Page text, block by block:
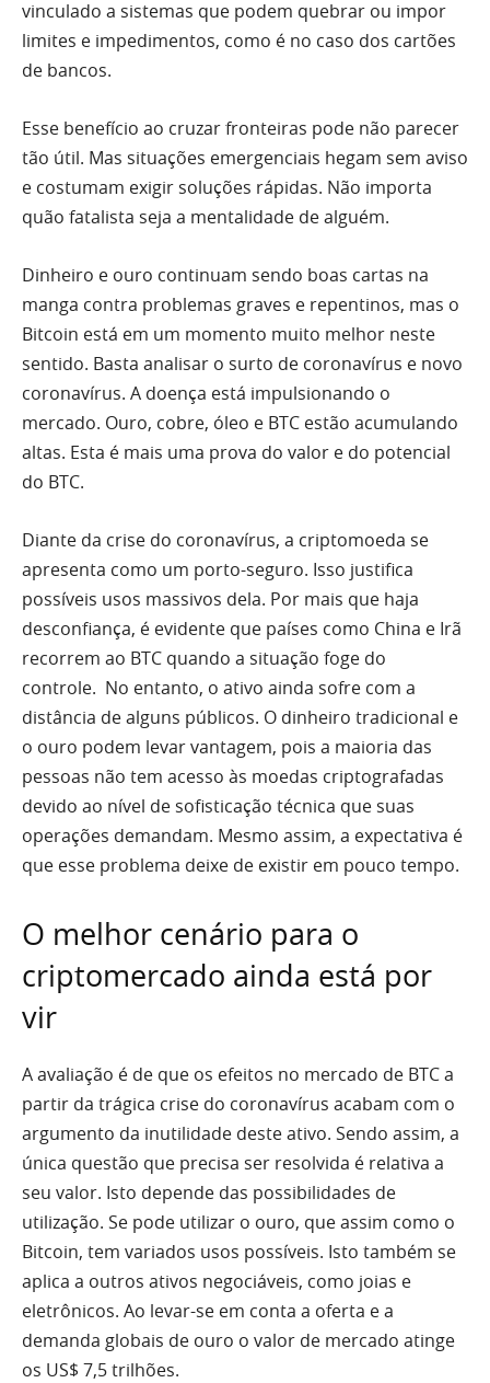
vinculado a sistemas que podem quebrar ou impor
limites e impedimentos, como é no caso dos cartões
de bancos.
Esse benefício ao cruzar fronteiras pode não parecer
tão útil. Mas situações emergenciais hegam sem aviso
e costumam exigir soluções rápidas. Não importa
quão fatalista seja a mentalidade de alguém.
Dinheiro e ouro continuam sendo boas cartas na
manga contra problemas graves e repentinos, mas o
Bitcoin está em um momento muito melhor neste
sentido. Basta analisar o surto de coronavírus e novo
coronavírus. A doença está impulsionando o
mercado. Ouro, cobre, óleo e BTC estão acumulando
altas. Esta é mais uma prova do valor e do potencial
do BTC.
Diante da crise do coronavírus, a criptomoeda se
apresenta como um porto-seguro. Isso justifica
possíveis usos massivos dela. Por mais que haja
desconfiança, é evidente que países como China e Irã
recorrem ao BTC quando a situação foge do
controle. No entanto, o ativo ainda sofre com a
distância de alguns públicos. O dinheiro tradicional e
o ouro podem levar vantagem, pois a maioria das
pessoas não tem acesso às moedas criptografadas
devido ao nível de sofisticação técnica que suas
operações demandam. Mesmo assim, a expectativa é
que esse problema deixe de existir em pouco tempo.
O melhor cenário para o
criptomercado ainda está por
vir
A avaliação é de que os efeitos no mercado de BTC a
partir da trágica crise do coronavírus acabam com o
argumento da inutilidade deste ativo. Sendo assim, a
única questão que precisa ser resolvida é relativa a
seu valor. Isto depende das possibilidades de
utilização. Se pode utilizar o ouro, que assim como o
Bitcoin, tem variados usos possíveis. Isto também se
aplica a outros ativos negociáveis, como joias e
eletrônicos. Ao levar-se em conta a oferta e a
demanda globais de ouro o valor de mercado atinge
os US$ 7,5 trilhões.